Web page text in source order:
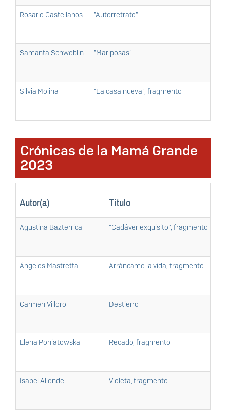
Rosario Castellanos "Autorretrato"
Samanta Schweblin "Mariposas"
Silvia Molina "La casa nueva", fragmento
Crónicas de la Mamá Grande
2023
Autor(a) Título
Agustina Bazterrica "Cadáver exquisito", fragmento
Ángeles Mastretta Arráncame la vida, fragmento
Carmen Villoro Destierro
Elena Poniatowska Recado, fragmento
Isabel Allende Violeta, fragmento